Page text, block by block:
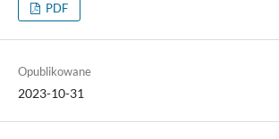
PDF
Opublikowane
2023-10-31